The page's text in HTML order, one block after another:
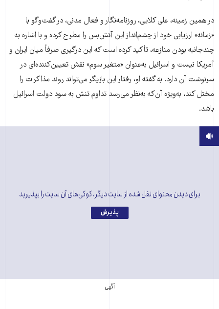
در همین زمینه، علی کلایی، روزنامه‌نگار و فعال مدنی، در گفت‌وگو با
«زمانه» ارزیابی خود از چشم‌انداز این آتش‌بس را مطرح کرده و با اشاره به
چندجانبه بودن منازعه، تأکید کرده است که این درگیری صرفاً میان ایران و
آمریکا نیست و اسرائیل به‌عنوان «متغیر سوم» نقش تعیین‌کننده‌ای در
سرنوشت آن دارد. به گفته او، رفتار این بازیگر می‌تواند روند مذاکرات را
مختل کند، به‌ویژه آن‌که به‌نظر می‌رسد تداوم تنش به سود دولت اسرائیل
باشد.
برای دیدن محتوای نقل شده از سایت دیگر، کوکی‌های آن سایت را بپذیرید
پذیرش
آگهی